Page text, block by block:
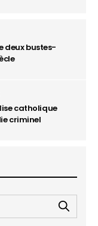
deux bustes-
catholique
criminel